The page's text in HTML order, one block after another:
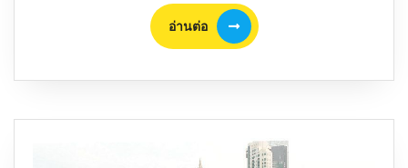
กะรน
อลังการ
อ่านต่อ
อ่าน
ต่อ